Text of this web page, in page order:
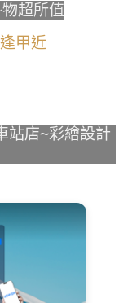
超所值
站店~彩繪設計